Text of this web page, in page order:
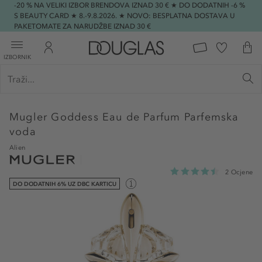
-20 % NA VELIKI IZBOR BRENDOVA IZNAD 30 € ★ DO DODATNIH -6 %
S BEAUTY CARD ★ 8.-9.8.2026. ★ NOVO: BESPLATNA DOSTAVA U
PAKETOMATE ZA NARUDŽBE IZNAD 30 €
IZBORNIK
Mugler Goddess Eau de Parfum Parfemska
voda
Alien
2 Ocjene
DO DODATNIH 6% UZ DBC KARTICU